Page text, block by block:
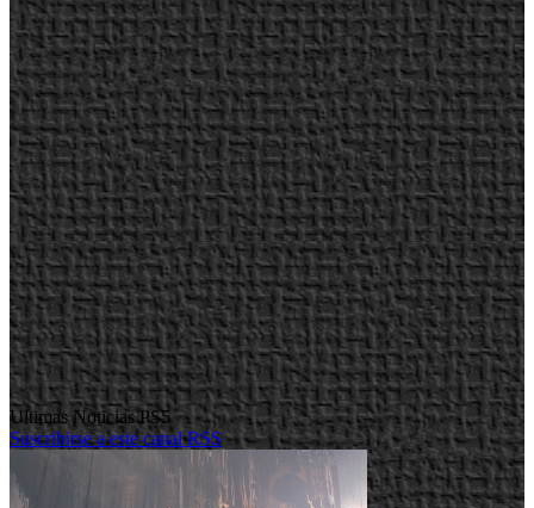
Ultimas Noticias PS5
Suscribirse a este canal RSS